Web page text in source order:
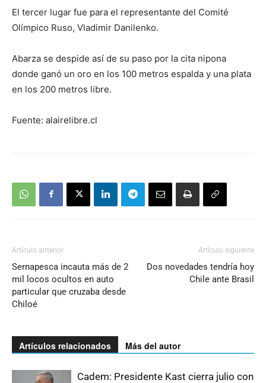
El tercer lugar fue para el representante del Comité
Olímpico Ruso, Vladimir Danilenko.
Abarza se despide así de su paso por la cita nipona
donde ganó un oro en los 100 metros espalda y una plata
en los 200 metros libre.
Fuente: alairelibre.cl
Artículo anterior
Sernapesca incauta más de 2
mil locos ocultos en auto
particular que cruzaba desde
Chiloé
Artículo siguiente
Dos novedades tendría hoy
Chile ante Brasil
Artículos relacionados Más del autor
Cadem: Presidente Kast cierra julio con